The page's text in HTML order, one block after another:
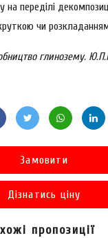
на переділі
чи
глинозему.
Замовити
Дізнатись ціну
пропозиції